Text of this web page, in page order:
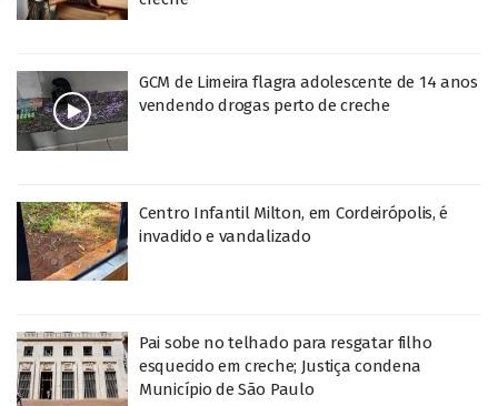
GCM de Limeira flagra adolescente de 14 anos
vendendo drogas perto de creche
Centro Infantil Milton, em Cordeirópolis, é
invadido e vandalizado
Pai sobe no telhado para resgatar filho
esquecido em creche; Justiça condena
Município de São Paulo